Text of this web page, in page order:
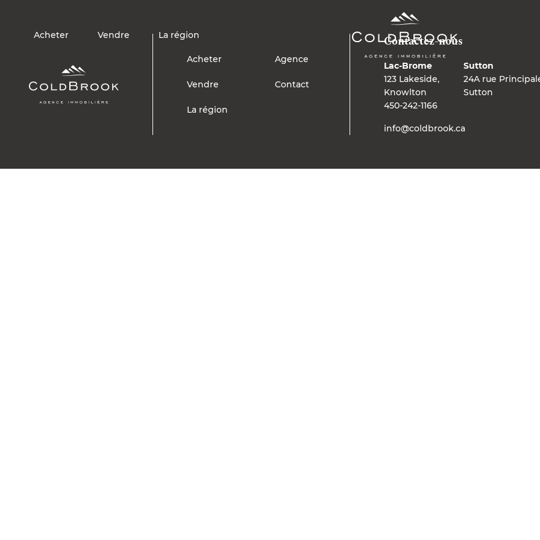
Acheter Vendre La région
Acheter
Vendre
La région
Agence
Contact
Contactez-nous
Lac-Brome
123 Lakeside,
Knowlton
450-242-1166
Sutton
24A rue
Sutton
info@coldbrook.ca